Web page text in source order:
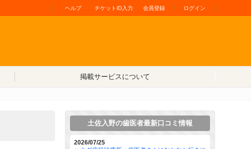
ヘルプ チケットID入力 会員登録 ログイン
掲載サービスについて
土佐入野の歯医者最新口コミ情報
2026/07/25